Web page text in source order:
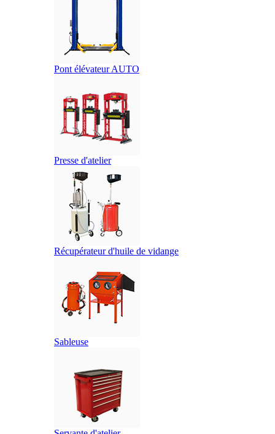
Pont élévateur AUTO
Presse d'atelier
Récupérateur d'huile de vidange
Sableuse